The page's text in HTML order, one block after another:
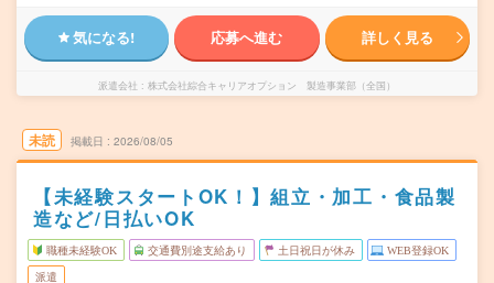
気になる! 応募へ進む 詳しく見る
派遣会社 株式会社綜合キャリアオプション 製造事業部（全国）
未読 掲載日 2026/08/05
【未経験スタートOK！】組立・加工・食品製
造など/日払いOK
職種未経験OK 交通費別途支給あり 土日祝日が休み WEB登録OK
派遣